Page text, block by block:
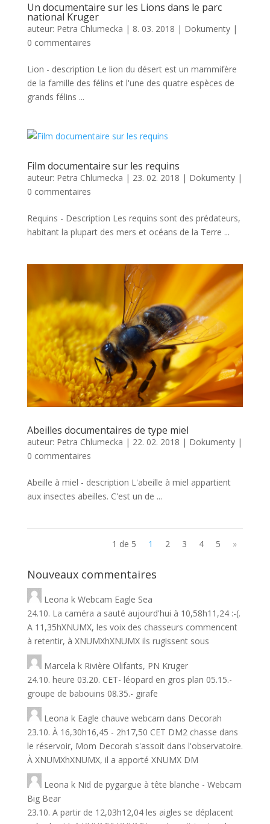
Un documentaire sur les Lions dans le parc
national Kruger
auteur: Petra Chlumecka | 8. 03. 2018 | Dokumenty|
0 commentaires
Lion - description Le lion du désert est un mammifère
de la famille des félins et l'une des quatre espèces de
grands félins ...
Film documentaire sur les requins
auteur: Petra Chlumecka | 23. 02. 2018 | Dokumenty|
0 commentaires
Requins - Description Les requins sont des prédateurs,
habitant la plupart des mers et océans de la Terre ...
Abeilles documentaires de type miel
auteur: Petra Chlumecka | 22. 02. 2018 | Dokumenty|
0 commentaires
Abeille à miel - description L'abeille à miel appartient
aux insectes abeilles. C'est un de ...
1 de 5 1 2 3 4 5 »
Nouveaux commentaires
Leona k Webcam Eagle Sea
24.10. La caméra a sauté aujourd'hui à 10,58h11,24 :-(.
A 11,35hXNUMX, les voix des chasseurs commencent
à retentir, à XNUMXhXNUMX ils rugissent sous
Marcela k Rivière Olifants, PN Kruger
24.10. heure 03.20. CET- léopard en gros plan 05.15.-
groupe de babouins 08.35.- girafe
Leona k Eagle chauve webcam dans Decorah
23.10. À 16,30h16,45 - 2h17,50 CET DM2 chasse dans
le réservoir, Mom Decorah s'assoit dans l'observatoire.
À XNUMXhXNUMX, il a apporté XNUMX DM
Leona k Nid de pygargue à tête blanche - Webcam
Big Bear
23.10. A partir de 12,03h12,04 les aigles se déplacent